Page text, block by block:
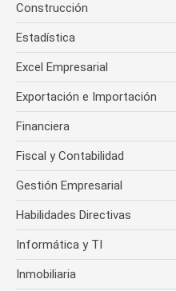
Construcción
Estadística
Excel Empresarial
Exportación e Importación
Financiera
Fiscal y Contabilidad
Gestión Empresarial
Habilidades Directivas
Informática y TI
Inmobiliaria